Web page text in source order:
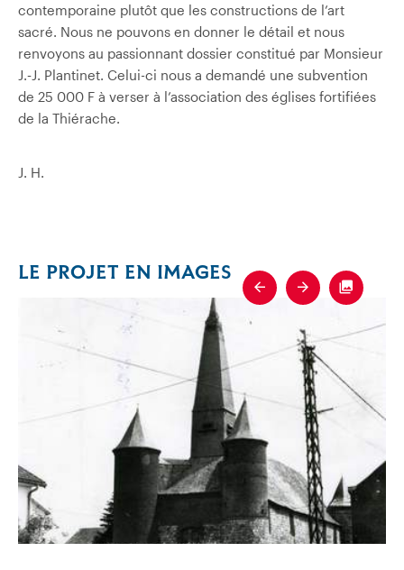
contemporaine plutôt que les constructions de l’art
sacré. Nous ne pouvons en donner le détail et nous
renvoyons au passionnant dossier constitué par Monsieur
J.‑J. Plantinet. Celui-ci nous a demandé une subvention
de 25 000 F à verser à l’association des églises fortifiées
de la Thiérache.
J. H.
LE PROJET EN IMAGES
Previous
Next